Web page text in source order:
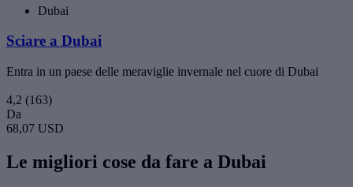
Dubai
Sciare a Dubai
Entra in un paese delle meraviglie invernale nel cuore di Dubai
4,2 (163)
Da
68,07 USD
Le migliori cose da fare a Dubai